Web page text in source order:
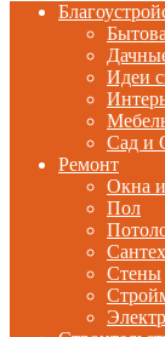
Идеи
Сад и
Ремонт
Окна
Пол
Стены